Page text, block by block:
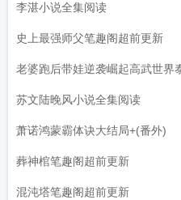
李湛小说全集阅读
史上最强师父笔趣阁超前更新
老婆跑后带娃逆袭崛起高武世界
苏文陆晚风小说全集阅读
萧诺鸿蒙霸体诀大结局+(番外)
葬神棺笔趣阁超前更新
混沌塔笔趣阁超前更新